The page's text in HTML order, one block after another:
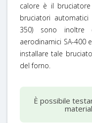
calore è il
bruciatori automatici
350) sono inoltre
aerodinamici SA-400
installare tale
del forno.
È possibile